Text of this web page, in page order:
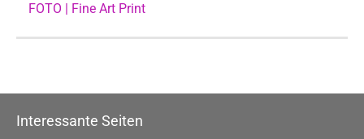
FOTO | Fine Art Print
Interessante Seiten